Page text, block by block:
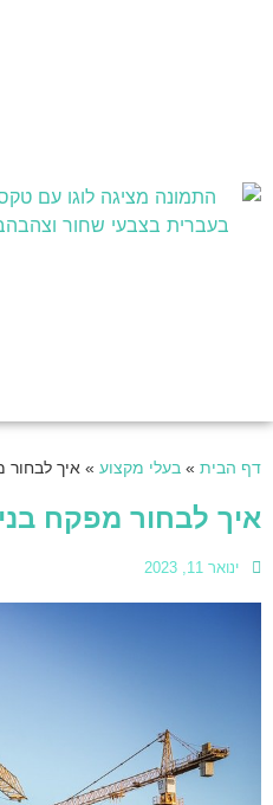
דף הבית»בעלי מקצוע»איך לבחור
איך לבחור מפקח
ינואר 11, 2023